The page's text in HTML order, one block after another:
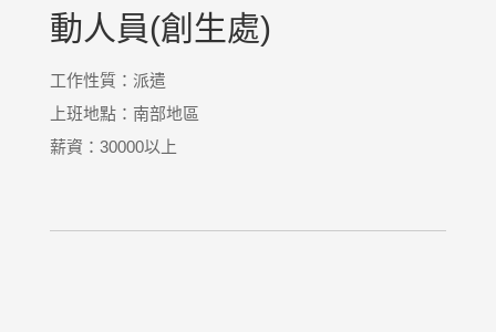
動人員(創生處)
工作性質：派遣
上班地點：南部地區
薪資：30000以上